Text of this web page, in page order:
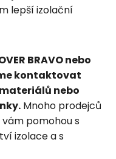
lepší izolační
BRAVO nebo
kontaktovat
nebo
Mnoho prodejců
pomohou s
izolace a s